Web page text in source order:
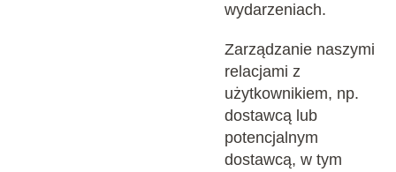
wydarzeniach.
Zarządzanie naszymi
relacjami z
użytkownikiem, np.
dostawcą lub
potencjalnym
dostawcą, w tym